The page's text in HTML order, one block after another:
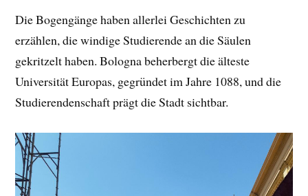
Die Bogengänge haben allerlei Geschichten zu
erzählen, die windige Studierende an die Säulen
gekritzelt haben. Bologna beherbergt die älteste
Universität Europas, gegründet im Jahre 1088, und die
Studierendenschaft prägt die Stadt sichtbar.